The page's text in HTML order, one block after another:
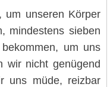
um unseren Körper
mindestens sieben
um uns
wir nicht genügend
uns müde, reizbar